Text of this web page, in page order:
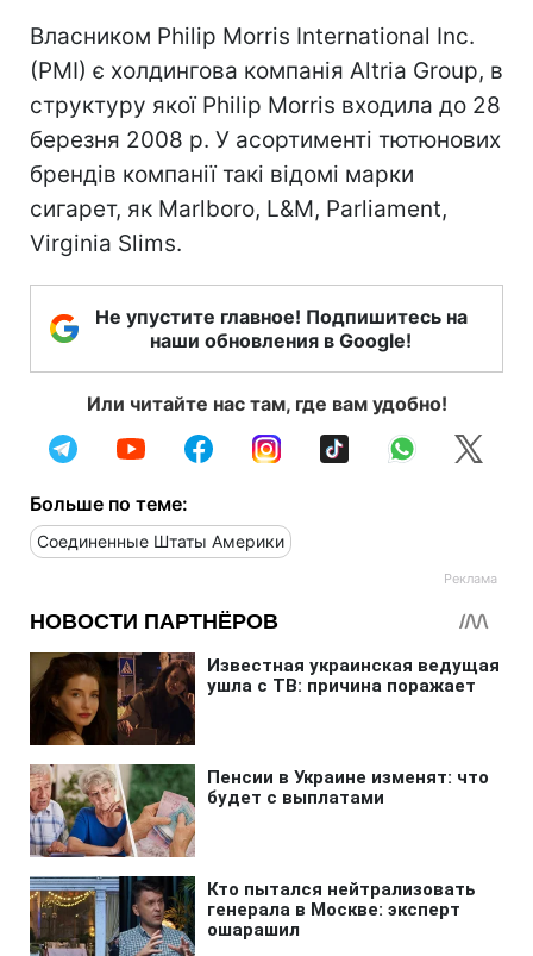
Власником Philip Morris International Inc.
(PMI) є холдингова компанія Altria Group, в
структуру якої Philip Morris входила до 28
березня 2008 р. У асортименті тютюнових
брендів компанії такі відомі марки
сигарет, як Marlboro, L&M, Parliament,
Virginia Slims.
Не упустите главное! Подпишитесь на
наши обновления в Google!
Или читайте нас там, где вам удобно!
Больше по теме:
Соединенные Штаты Америки